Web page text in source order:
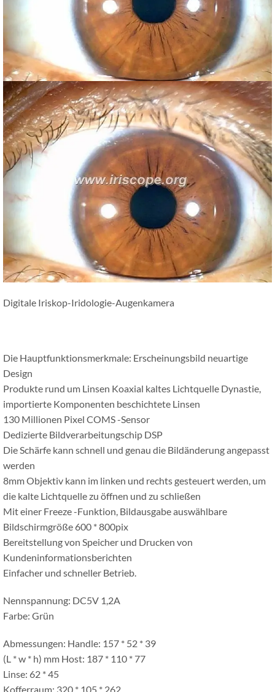
Digitale Iriskop-Iridologie-Augenkamera
Die Hauptfunktionsmerkmale: Erscheinungsbild neuartige
Design
Produkte rund um Linsen Koaxial kaltes Lichtquelle Dynastie,
importierte Komponenten beschichtete Linsen
130 Millionen Pixel COMS -Sensor
Dedizierte Bildverarbeitungschip DSP
Die Schärfe kann schnell und genau die Bildänderung angepasst
werden
8mm Objektiv kann im linken und rechts gesteuert werden, um
die kalte Lichtquelle zu öffnen und zu schließen
Mit einer Freeze -Funktion, Bildausgabe auswählbare
Bildschirmgröße 600 * 800pix
Bereitstellung von Speicher und Drucken von
Kundeninformationsberichten
Einfacher und schneller Betrieb.
Nennspannung: DC5V 1,2A
Farbe: Grün
Abmessungen: Handle: 157 * 52 * 39
(L * w * h) mm Host: 187 * 110 * 77
Linse: 62 * 45
Kofferraum: 320 * 105 * 262